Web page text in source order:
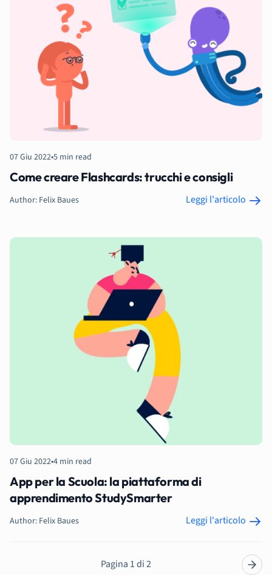
07 Giu 2022•5 min read
Come creare Flashcards: trucchi e consigli
Author: Felix Baues Leggi l'articolo
07 Giu 2022•4 min read
App per la Scuola: la piattaforma di
apprendimento StudySmarter
Author: Felix Baues Leggi l'articolo
Pagina 1 di 2